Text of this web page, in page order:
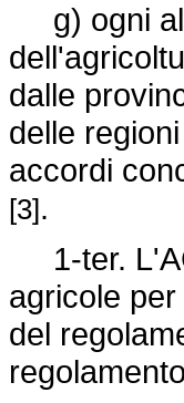
g) ogni
dalle
delle
accordi
[3].
1-ter.
agricole
del